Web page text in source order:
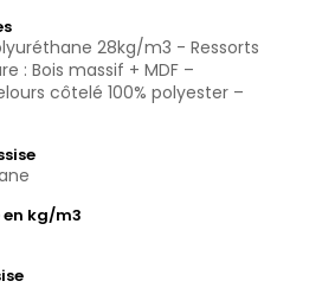
28kg/m3 - Ressorts
: Bois massif + MDF –
côtelé 100% polyester –
en kg/m3